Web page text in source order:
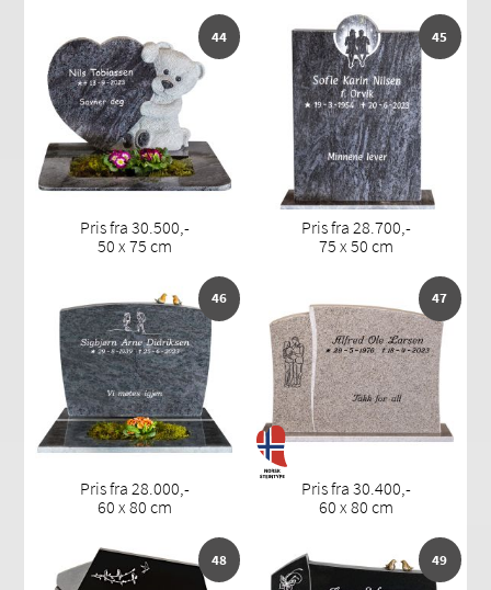
44
Pris fra 30.500,-
50 x 75 cm
45
Pris fra 28.700,-
75 x 50 cm
46
Pris fra 28.000,-
60 x 80 cm
47
Pris fra 30.400,-
60 x 80 cm
48 49